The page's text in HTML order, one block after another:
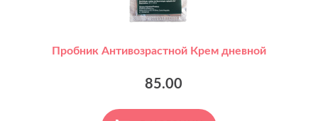
Пробник Антивозрастной Крем дневной
85.00